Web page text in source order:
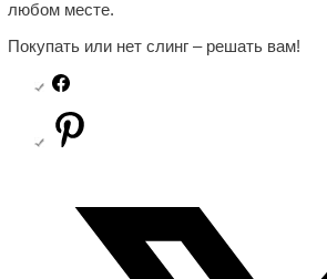
любом месте.
Покупать или нет слинг – решать вам!